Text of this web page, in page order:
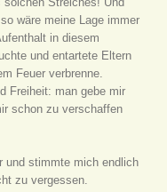
wäre meine Lage immer
in diesem
und entartete Eltern
Feuer verbrenne.
Freiheit: man gebe mir
schon zu verschaffen
und stimmte mich endlich
zu vergessen.